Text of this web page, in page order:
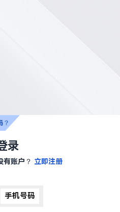
录
有账户？ 立即注册
手机号码
？